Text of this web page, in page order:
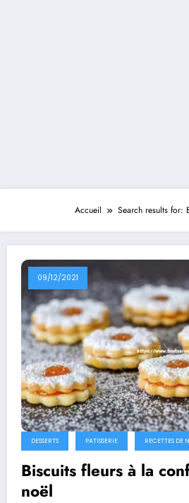
Accueil Search results for:
09/12/2021
DESSERTS PATISSERIE RECETTES DE
Biscuits fleurs à la
noël